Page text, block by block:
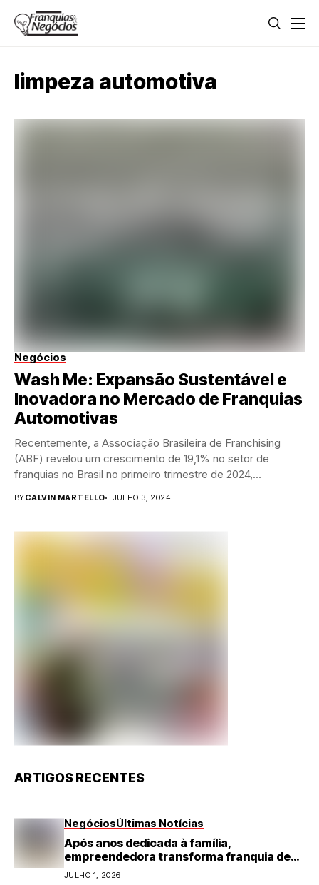
limpeza automotiva
Negócios
Wash Me: Expansão Sustentável e
Inovadora no Mercado de Franquias
Automotivas
Recentemente, a Associação Brasileira de Franchising
(ABF) revelou um crescimento de 19,1% no setor de
franquias no Brasil no primeiro trimestre de 2024,...
BYCALVIN MARTELLO JULHO 3, 2024
ARTIGOS RECENTES
NegóciosÚltimas Notícias
Após anos dedicada à família,
empreendedora transforma franquia de
turismo em negócio de destaque no RN
JULHO 1, 2026